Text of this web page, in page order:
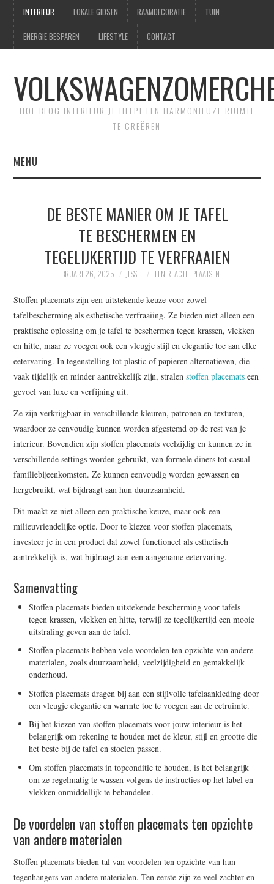
INTERIEUR LOKALE GIDSEN RAAMDECORATIE TUIN
ENERGIE BESPAREN LIFESTYLE CONTACT
HOE BLOG INTERIEUR JE HELPT EEN HARMONIEUZE RUIMTE
TE CREËREN
MENU
CONTACT
SITEMAP
COMPLETE GUIDELINES
DE BESTE MANIER OM JE TAFEL
TE BESCHERMEN EN
TEGELIJKERTIJD TE VERFRAAIEN
FEBRUARI 26, 2025 JESSE EEN REACTIE PLAATSEN
Stoffen placemats zijn een uitstekende keuze voor zowel
tafelbescherming als esthetische verfraaiing. Ze bieden niet alleen een
praktische oplossing om je tafel te beschermen tegen krassen, vlekken
en hitte, maar ze voegen ook een vleugje stijl en elegantie toe aan elke
eetervaring. In tegenstelling tot plastic of papieren alternatieven, die
vaak tijdelijk en minder aantrekkelijk zijn, stralenstoffen placemats een
gevoel van luxe en verfijning uit.
Ze zijn verkrijgbaar in verschillende kleuren, patronen en texturen,
waardoor ze eenvoudig kunnen worden afgestemd op de rest van je
interieur. Bovendien zijn stoffen placemats veelzijdig en kunnen ze in
verschillende settings worden gebruikt, van formele diners tot casual
familiebijeenkomsten. Ze kunnen eenvoudig worden gewassen en
hergebruikt, wat bijdraagt aan hun duurzaamheid.
Dit maakt ze niet alleen een praktische keuze, maar ook een
milieuvriendelijke optie. Door te kiezen voor stoffen placemats,
investeer je in een product dat zowel functioneel als esthetisch
aantrekkelijk is, wat bijdraagt aan een aangename eetervaring.
Samenvatting
Stoffen placemats bieden uitstekende bescherming voor tafels
tegen krassen, vlekken en hitte, terwijl ze tegelijkertijd een mooie
uitstraling geven aan de tafel.
Stoffen placemats hebben vele voordelen ten opzichte van andere
materialen, zoals duurzaamheid, veelzijdigheid en gemakkelijk
onderhoud.
Stoffen placemats dragen bij aan een stijlvolle tafelaankleding door
een vleugje elegantie en warmte toe te voegen aan de eetruimte.
Bij het kiezen van stoffen placemats voor jouw interieur is het
belangrijk om rekening te houden met de kleur, stijl en grootte die
het beste bij de tafel en stoelen passen.
Om stoffen placemats in topconditie te houden, is het belangrijk
om ze regelmatig te wassen volgens de instructies op het label en
vlekken onmiddellijk te behandelen.
De voordelen van stoffen placemats ten opzichte
van andere materialen
Stoffen placemats bieden tal van voordelen ten opzichte van hun
tegenhangers van andere materialen. Ten eerste zijn ze veel zachter en